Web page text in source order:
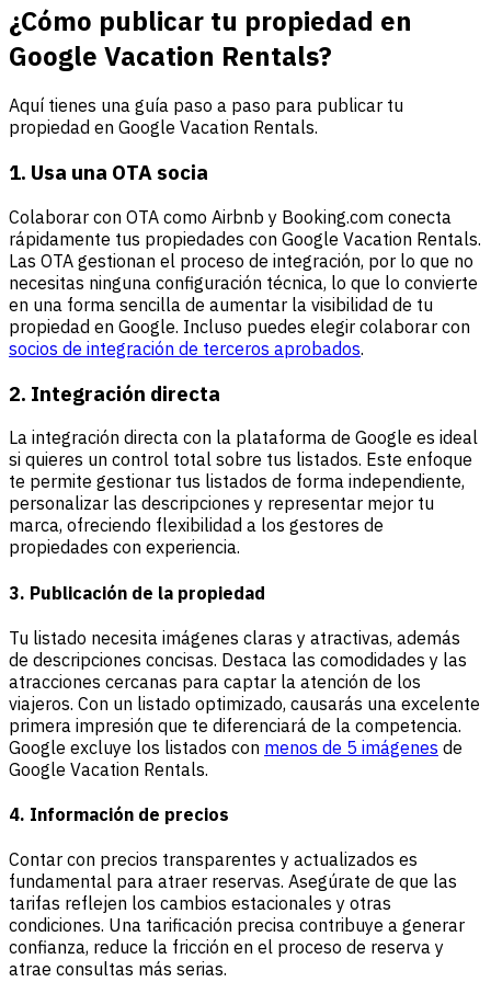
¿Cómo publicar tu propiedad en
Google Vacation Rentals?
Aquí tienes una guía paso a paso para publicar tu
propiedad en Google Vacation Rentals.
1. Usa una OTA socia
Colaborar con OTA como Airbnb y Booking.com conecta
rápidamente tus propiedades con Google Vacation Rentals.
Las OTA gestionan el proceso de integración, por lo que no
necesitas ninguna configuración técnica, lo que lo convierte
en una forma sencilla de aumentar la visibilidad de tu
propiedad en Google. Incluso puedes elegir colaborar con
socios de integración de terceros aprobados.
2. Integración directa
La integración directa con la plataforma de Google es ideal
si quieres un control total sobre tus listados. Este enfoque
te permite gestionar tus listados de forma independiente,
personalizar las descripciones y representar mejor tu
marca, ofreciendo flexibilidad a los gestores de
propiedades con experiencia.
3. Publicación de la propiedad
Tu listado necesita imágenes claras y atractivas, además
de descripciones concisas. Destaca las comodidades y las
atracciones cercanas para captar la atención de los
viajeros. Con un listado optimizado, causarás una excelente
primera impresión que te diferenciará de la competencia.
Google excluye los listados con menos de 5 imágenes de
Google Vacation Rentals.
4. Información de precios
Contar con precios transparentes y actualizados es
fundamental para atraer reservas. Asegúrate de que las
tarifas reflejen los cambios estacionales y otras
condiciones. Una tarificación precisa contribuye a generar
confianza, reduce la fricción en el proceso de reserva y
atrae consultas más serias.